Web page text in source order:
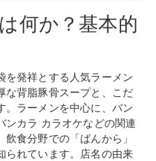
何か？基本的
を発祥とする人気ラーメン
な背脂豚骨スープと、こだ
。ラーメンを中心に、バン
ンカラ カラオケなどの関連
食分野での「ばんから」
られています。店名の由来